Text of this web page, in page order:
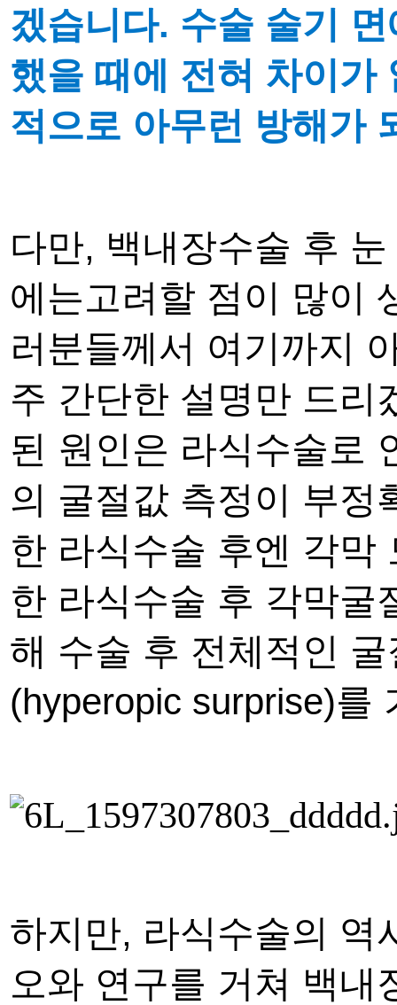
겠습니다. 수술 술기
했을 때에 전혀 차이가
적으로 아무런 방해가
다만, 백내장수술 후
에는고려할 점이 많이
러분들께서 여기까지
주 간단한 설명만 드리
된 원인은 라식수술로
의 굴절값 측정이 부정
한 라식수술 후엔 각
한 라식수술 후 각막
해 수술 후 전체적인
(hyperopic surprise)를
하지만, 라식수술의 역
오와 연구를 거쳐 백내